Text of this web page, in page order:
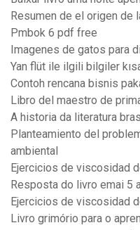
Resumen de el origen
Pmbok 6 pdf free
Imagenes de gatos para
Yan flüt ile ilgili bilgiler
Contoh rencana bisnis
Libro del maestro de
A historia da literatura
Planteamiento del
ambiental
Ejercicios de viscosidad
Resposta do livro emai 5
Ejercicios de viscosidad
Livro grimório para o